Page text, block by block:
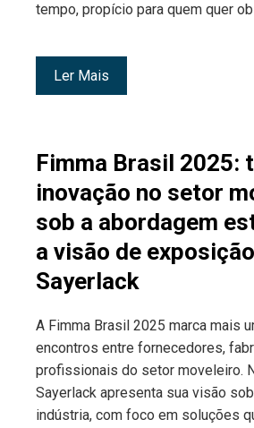
tempo, propício para quem quer
Ler Mais
Fimma Brasil 2025:
inovação no setor
sob a abordagem
a visão de
Sayerlack
A Fimma Brasil 2025 marca mais
encontros entre fornecedores,
profissionais do setor moveleiro.
Sayerlack apresenta sua visão
indústria, com foco em soluções